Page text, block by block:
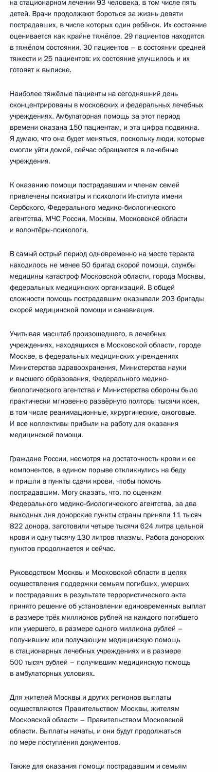
на стационарном лечении 93 человека, в том числе пять
детей. Врачи продолжают бороться за жизнь девяти
пострадавших, в числе которых один ребёнок. Их состояние
оценивается как крайне тяжёлое. 29 пациентов находятся
в тяжёлом состоянии, 30 пациентов – в состоянии средней
тяжести и 25 пациентов: их состояние улучшилось и их
готовят к выписке.
Наиболее тяжёлые пациенты на сегодняшний день
сконцентрированы в московских и федеральных лечебных
учреждениях. Амбулаторная помощь за этот период
времени оказана 150 пациентам, и эта цифра подвижна.
Я думаю, что она будет меняться, поскольку люди, которые
смогли уйти домой, сейчас обращаются в лечебные
учреждения.
К оказанию помощи пострадавшим и членам семей
привлечены психиатры и психологи Института имени
Сербского, Федерального медико-биологического
агентства, МЧС России, Москвы, Московской области
и волонтёры-психологи.
В самый острый период одновременно на месте теракта
находилось не менее 50 бригад скорой помощи, службы
медицины катастроф Московской области, города Москвы,
федеральных медицинских организаций. В общей
сложности помощь пострадавшим оказывали 203 бригады
скорой медицинской помощи и санавиация.
Учитывая масштаб произошедшего, в лечебных
учреждениях, находящихся в Московской области, городе
Москве, в федеральных медицинских учреждениях
Министерства здравоохранения, Министерства науки
и высшего образования, Федерального медико-
биологического агентства и Министерства обороны было
практически мгновенно развёрнуто полторы тысячи коек,
в том числе реанимационные, хирургические, ожоговые.
И все коллективы прибыли на работу для оказания
медицинской помощи.
Граждане России, несмотря на достаточность крови и ее
компонентов, в едином порыве откликнулись на беду
и пришли в пункты сдачи крови, чтобы помочь
пострадавшим. Могу сказать, что, по оценкам
Федерального медико-биологического агентства, за два
выходных дня донорские пункты страны приняли 11 тысяч
822 донора, заготовили четыре тысячи 624 литра цельной
крови и одну тысячу 130 литров плазмы. Работа донорских
пунктов продолжается и сейчас.
Руководством Москвы и Московской области в целях
осуществления поддержки семьям погибших, умерших
и пострадавших в результате террористического акта
принято решение об установлении единовременных выплат
в размере трёх миллионов рублей на каждого погибшего
или умершего, в размере одного миллиона рублей –
получившим или получающим медицинскую помощь
в стационарных лечебных учреждениях и в размере
500 тысяч рублей – получившим медицинскую помощь
в амбулаторных условиях.
Для жителей Москвы и других регионов выплаты
осуществляются Правительством Москвы, жителям
Московской области – Правительством Московской
области. Выплаты начаты, и они будут продолжаться
по мере поступления документов.
Также для оказания помощи пострадавшим и семьям